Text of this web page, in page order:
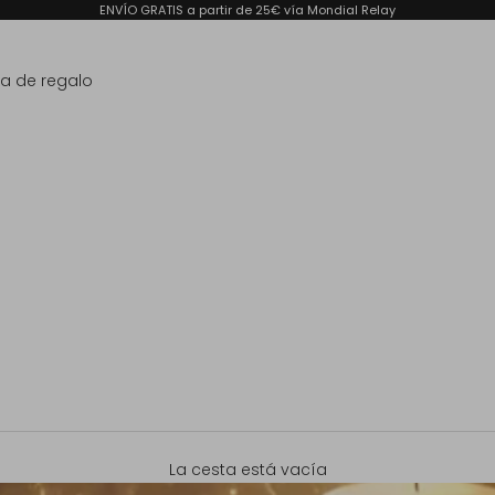
ENVÍO GRATIS a partir de 25€ vía Mondial Relay
de regalo
La cesta está vacía